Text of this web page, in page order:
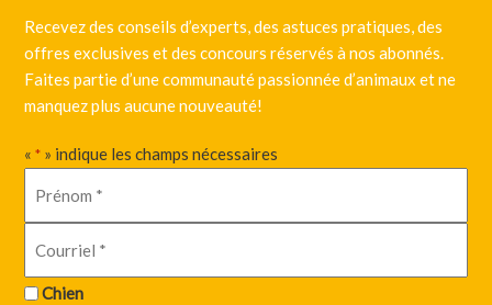
Recevez des conseils d’experts, des astuces pratiques, des
offres exclusives et des concours réservés à nos abonnés.
Faites partie d’une communauté passionnée d’animaux et ne
manquez plus aucune nouveauté!
«* » indique les champs nécessaires
Chien